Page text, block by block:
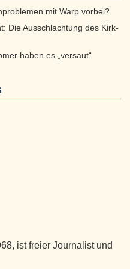
mit Warp vorbei?
Die Ausschlachtung des Kirk-
haben es „versaut“
ist freier Journalist und